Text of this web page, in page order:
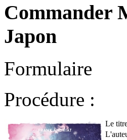
Commander
Japon
Formulaire
Procédure :
Le